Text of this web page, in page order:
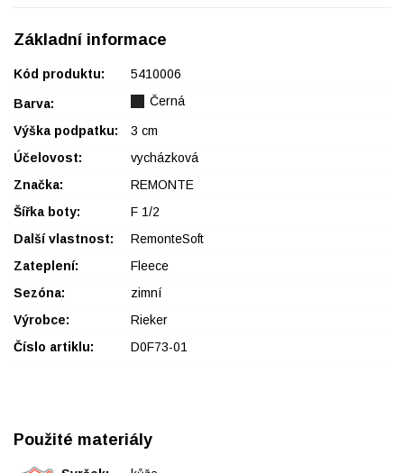
Základní informace
Kód produktu: 5410006
Barva: Černá
Výška podpatku:
3 cm
Účelovost:
vycházková
Značka:
REMONTE
Šířka boty:
F 1/2
Další vlastnost:
RemonteSoft
Zateplení:
Fleece
Sezóna:
zimní
Výrobce:
Rieker
Číslo artiklu:
D0F73-01
Použité materiály